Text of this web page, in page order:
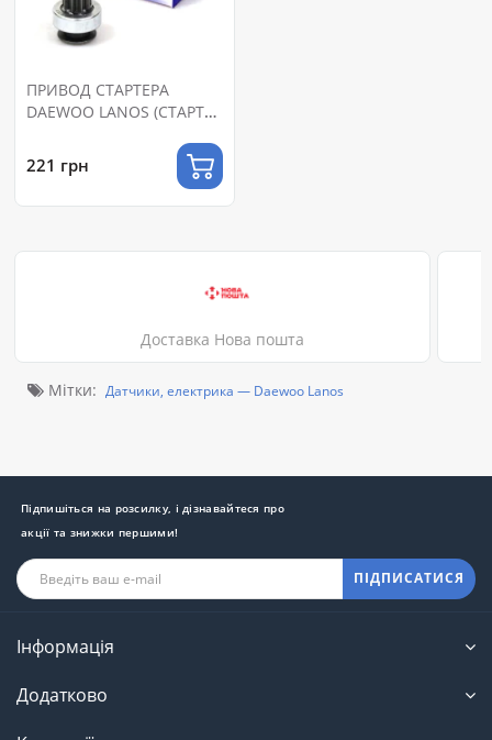
ПРИВОД СТАРТЕРА
DAEWOO LANOS (СТАРТЕР
221 грн
Доставка Нова пошта
Мітки: Датчики, електрика — Daewoo Lanos
Підпишіться на розсилку, і дізнавайтеся про
акції та знижки першими!
ПІДПИСАТИСЯ
Інформація
Додатково